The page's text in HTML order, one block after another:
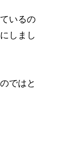
いるの
しまし
ではと